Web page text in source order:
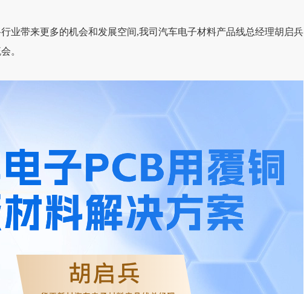
业带来更多的机会和发展空间,我司汽车电子材料产品线总经理胡启兵
。